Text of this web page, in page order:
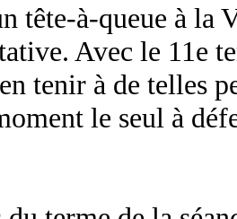
tête-à-queue à la
Avec le 11e
tenir à de telles
le seul à